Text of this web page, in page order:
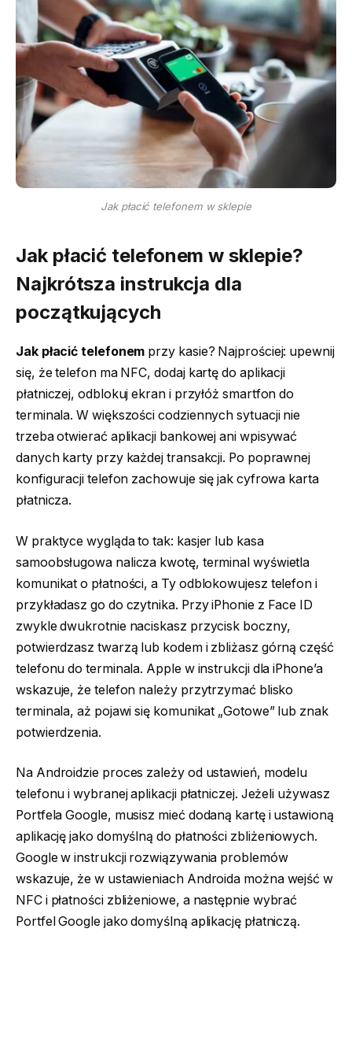
Jak płacić telefonem w sklepie
Jak płacić telefonem w sklepie?
Najkrótsza instrukcja dla
początkujących
Jak płacić telefonem przy kasie? Najprościej: upewnij
się, że telefon ma NFC, dodaj kartę do aplikacji
płatniczej, odblokuj ekran i przyłóż smartfon do
terminala. W większości codziennych sytuacji nie
trzeba otwierać aplikacji bankowej ani wpisywać
danych karty przy każdej transakcji. Po poprawnej
konfiguracji telefon zachowuje się jak cyfrowa karta
płatnicza.
W praktyce wygląda to tak: kasjer lub kasa
samoobsługowa nalicza kwotę, terminal wyświetla
komunikat o płatności, a Ty odblokowujesz telefon i
przykładasz go do czytnika. Przy iPhonie z Face ID
zwykle dwukrotnie naciskasz przycisk boczny,
potwierdzasz twarzą lub kodem i zbliżasz górną część
telefonu do terminala. Apple w instrukcji dla iPhone’a
wskazuje, że telefon należy przytrzymać blisko
terminala, aż pojawi się komunikat „Gotowe” lub znak
potwierdzenia.
Na Androidzie proces zależy od ustawień, modelu
telefonu i wybranej aplikacji płatniczej. Jeżeli używasz
Portfela Google, musisz mieć dodaną kartę i ustawioną
aplikację jako domyślną do płatności zbliżeniowych.
Google w instrukcji rozwiązywania problemów
wskazuje, że w ustawieniach Androida można wejść w
NFC i płatności zbliżeniowe, a następnie wybrać
Portfel Google jako domyślną aplikację płatniczą.